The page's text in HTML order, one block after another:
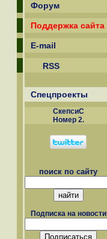
Форум
Поддержка сайта
E-mail
RSS
Спецпроекты
СкепсиС
Номер 2.
поиск по сайту
Подписка на новости